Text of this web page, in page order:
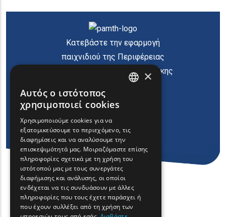
Κατεβάστε την εφαρμογή
παιχνιδιού της Περιφέρειας
Ανατολικής Μακεδονίας Θράκης
FRENCH
BULGARIAN
ROMANIAN
TURKISH
×
Αυτός ο ιστότοπος
χρησιμοποιεί cookies
Χρησιμοποιούμε cookies για να
εξατομικεύσουμε το περιεχόμενο, τις
διαφημίσεις και να αναλύσουμε την
επισκεψιμότητά μας. Μοιραζόμαστε επίσης
πληροφορίες σχετικά με τη χρήση του
ιστότοπού μας με τους συνεργάτες
διαφήμισης και ανάλυσης, οι οποίοι
ενδέχεται να τις συνδυάσουν με άλλες
πληροφορίες που τους έχετε παράσχει ή
που έχουν συλλέξει από τη χρήση των